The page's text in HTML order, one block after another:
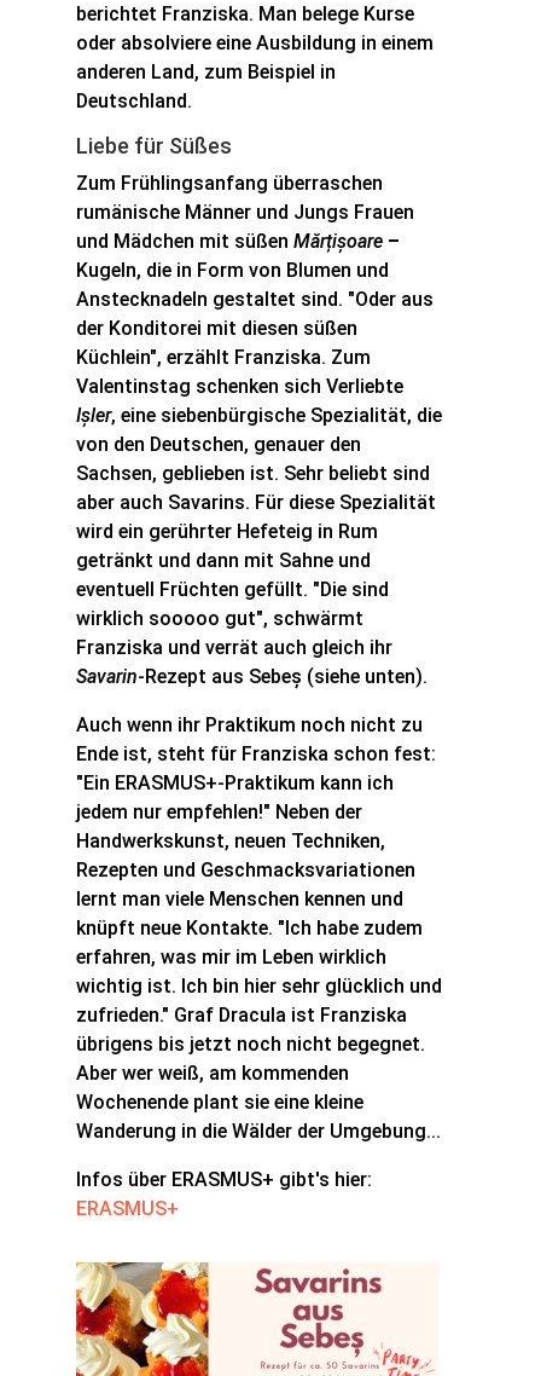
berichtet Franziska. Man belege Kurse
oder absolviere eine Ausbildung in einem
anderen Land, zum Beispiel in
Deutschland.
Liebe für Süßes
Zum Frühlingsanfang überraschen
rumänische Männer und Jungs Frauen
und Mädchen mit süßenMărțișoare –
Kugeln, die in Form von Blumen und
Anstecknadeln gestaltet sind. "Oder aus
der Konditorei mit diesen süßen
Küchlein", erzählt Franziska. Zum
Valentinstag schenken sich Verliebte
Ișler, eine siebenbürgische Spezialität, die
von den Deutschen, genauer den
Sachsen, geblieben ist. Sehr beliebt sind
aber auch Savarins. Für diese Spezialität
wird ein gerührter Hefeteig in Rum
getränkt und dann mit Sahne und
eventuell Früchten gefüllt. "Die sind
wirklich sooooo gut", schwärmt
Franziska und verrät auch gleich ihr
Savarin-Rezept aus Sebeș (siehe unten).
Auch wenn ihr Praktikum noch nicht zu
Ende ist, steht für Franziska schon fest:
"Ein ERASMUS+-Praktikum kann ich
jedem nur empfehlen!" Neben der
Handwerkskunst, neuen Techniken,
Rezepten und Geschmacksvariationen
lernt man viele Menschen kennen und
knüpft neue Kontakte. "Ich habe zudem
erfahren, was mir im Leben wirklich
wichtig ist. Ich bin hier sehr glücklich und
zufrieden." Graf Dracula ist Franziska
übrigens bis jetzt noch nicht begegnet.
Aber wer weiß, am kommenden
Wochenende plant sie eine kleine
Wanderung in die Wälder der Umgebung...
Infos über ERASMUS+ gibt's hier:
ERASMUS+